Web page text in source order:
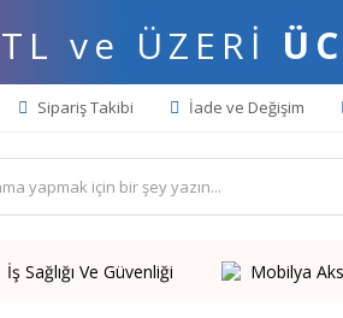
ve ÜZERİ
Sipariş Takibi İade ve Değişim
İş Sağlığı Ve Güvenliği Mobilya